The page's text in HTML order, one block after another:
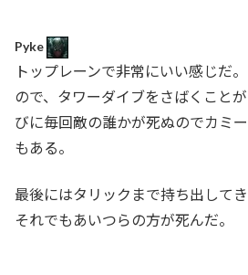
Pyke
トップレーンで非常にいい感じだ
ので、タワーダイブをさばくこと
びに毎回敵の誰かが死ぬのでカミ
もある。
最後にはタリックまで持ち出して
それでもあいつらの方が死んだ。